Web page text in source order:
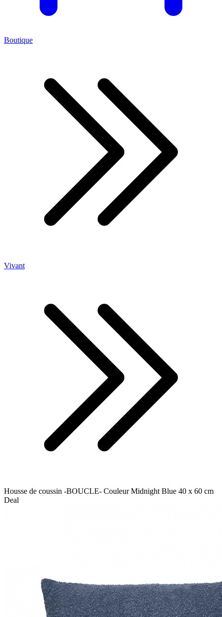
Boutique
Vivant
Housse de coussin -BOUCLE- Couleur Midnight Blue 40 x 60 cm
Deal